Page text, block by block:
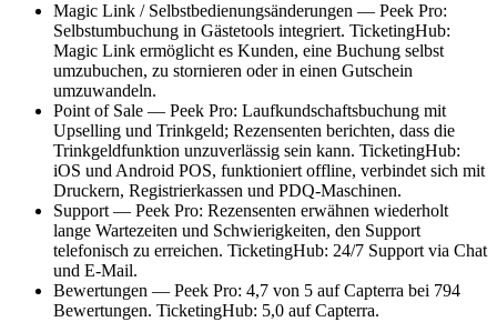
Magic Link / Selbstbedienungsänderungen — Peek Pro:
Selbstumbuchung in Gästetools integriert. TicketingHub:
Magic Link ermöglicht es Kunden, eine Buchung selbst
umzubuchen, zu stornieren oder in einen Gutschein
umzuwandeln.
Point of Sale — Peek Pro: Laufkundschaftsbuchung mit
Upselling und Trinkgeld; Rezensenten berichten, dass die
Trinkgeldfunktion unzuverlässig sein kann. TicketingHub:
iOS und Android POS, funktioniert offline, verbindet sich mit
Druckern, Registrierkassen und PDQ-Maschinen.
Support — Peek Pro: Rezensenten erwähnen wiederholt
lange Wartezeiten und Schwierigkeiten, den Support
telefonisch zu erreichen. TicketingHub: 24/7 Support via Chat
und E-Mail.
Bewertungen — Peek Pro: 4,7 von 5 auf Capterra bei 794
Bewertungen. TicketingHub: 5,0 auf Capterra.